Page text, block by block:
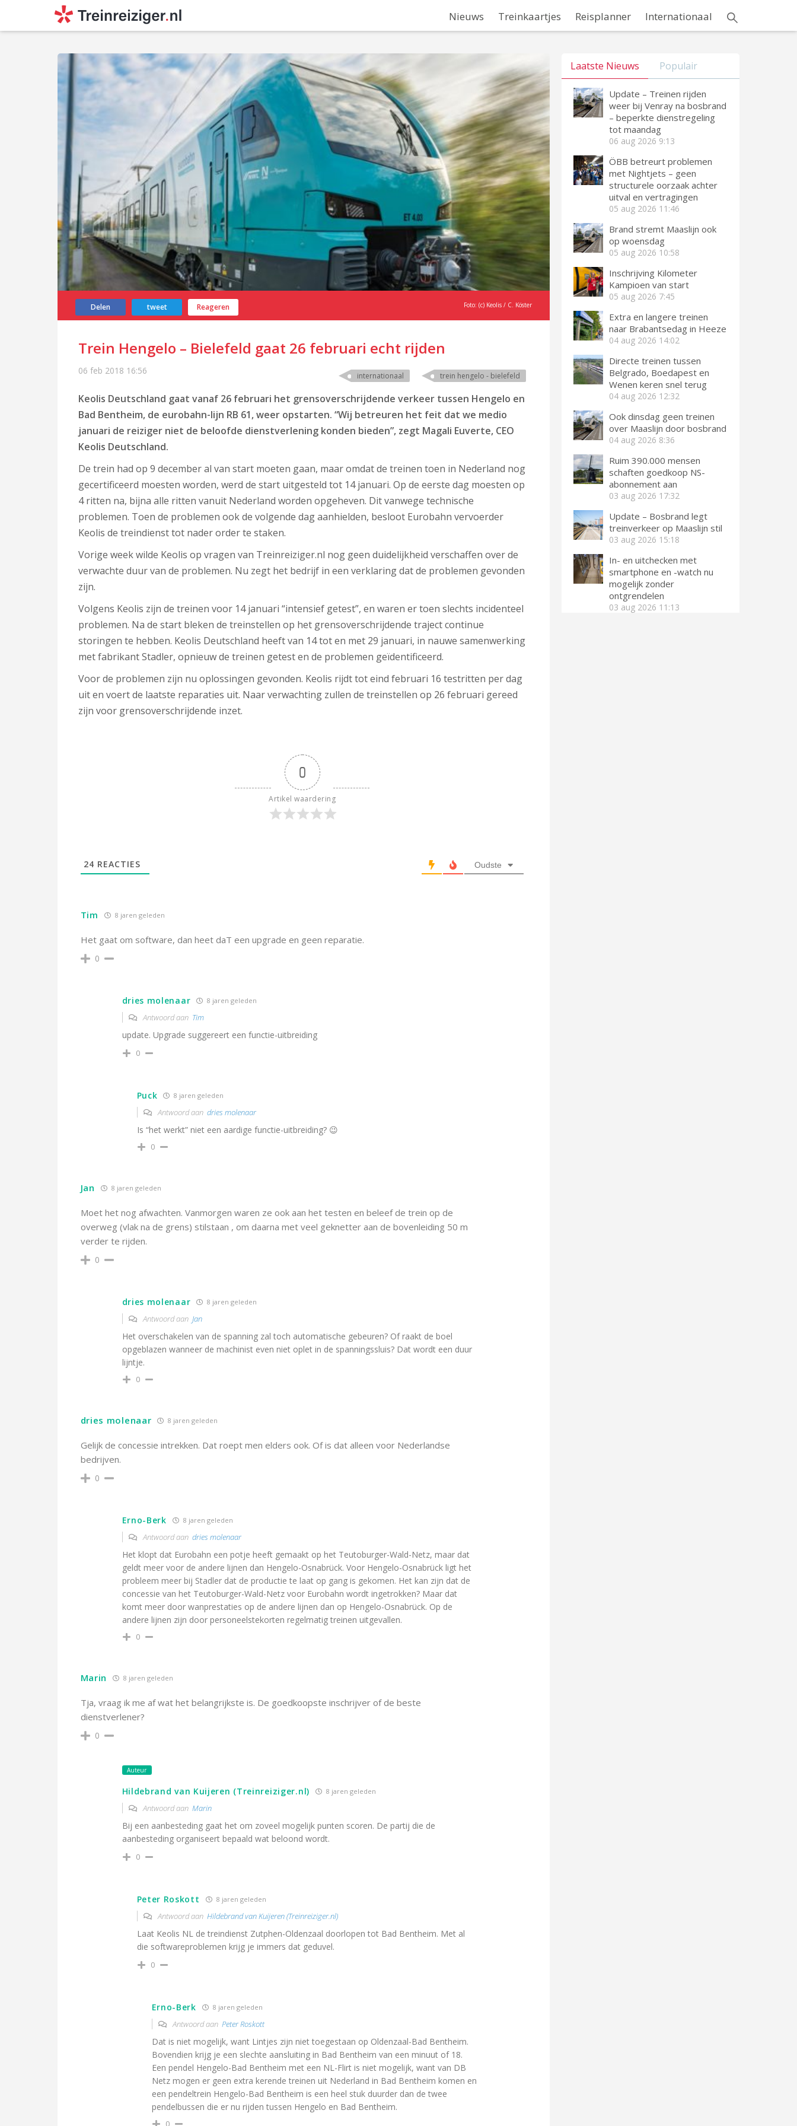
Nieuws Treinkaartjes Reisplanner Internationaal
Delen tweet Reageren Foto: (c) Keolis / C. Köster
Trein Hengelo – Bielefeld gaat 26 februari echt rijden
06 feb 2018 16:56 internationaal trein hengelo - bielefeld
Keolis Deutschland gaat vanaf 26 februari het grensoverschrijdende verkeer tussen Hengelo en
Bad Bentheim, de eurobahn-lijn RB 61, weer opstarten. “Wij betreuren het feit dat we medio
januari de reiziger niet de beloofde dienstverlening konden bieden”, zegt Magali Euverte, CEO
Keolis Deutschland.
De trein had op 9 december al van start moeten gaan, maar omdat de treinen toen in Nederland nog
gecertificeerd moesten worden, werd de start uitgesteld tot 14 januari. Op de eerste dag moesten op
4 ritten na, bijna alle ritten vanuit Nederland worden opgeheven. Dit vanwege technische
problemen. Toen de problemen ook de volgende dag aanhielden, besloot Eurobahn vervoerder
Keolis de treindienst tot nader order te staken.
Vorige week wilde Keolis op vragen van Treinreiziger.nl nog geen duidelijkheid verschaffen over de
verwachte duur van de problemen. Nu zegt het bedrijf in een verklaring dat de problemen gevonden
zijn.
Volgens Keolis zijn de treinen voor 14 januari “intensief getest”, en waren er toen slechts incidenteel
problemen. Na de start bleken de treinstellen op het grensoverschrijdende traject continue
storingen te hebben. Keolis Deutschland heeft van 14 tot en met 29 januari, in nauwe samenwerking
met fabrikant Stadler, opnieuw de treinen getest en de problemen geïdentificeerd.
Voor de problemen zijn nu oplossingen gevonden. Keolis rijdt tot eind februari 16 testritten per dag
uit en voert de laatste reparaties uit. Naar verwachting zullen de treinstellen op 26 februari gereed
zijn voor grensoverschrijdende inzet.
0
Artikel waardering
24 REACTIES Oudste
Tim 8 jaren geleden
Het gaat om software, dan heet daT een upgrade en geen reparatie.
0
dries molenaar 8 jaren geleden
Antwoord aan Tim
update. Upgrade suggereert een functie-uitbreiding
0
Puck 8 jaren geleden
Antwoord aan dries molenaar
Is “het werkt” niet een aardige functie-uitbreiding? 😉
0
Jan 8 jaren geleden
Moet het nog afwachten. Vanmorgen waren ze ook aan het testen en beleef de trein op de
overweg (vlak na de grens) stilstaan , om daarna met veel geknetter aan de bovenleiding 50 m
verder te rijden.
0
dries molenaar 8 jaren geleden
Antwoord aan Jan
Het overschakelen van de spanning zal toch automatische gebeuren? Of raakt de boel
opgeblazen wanneer de machinist even niet oplet in de spanningssluis? Dat wordt een duur
lijntje.
0
dries molenaar 8 jaren geleden
Gelijk de concessie intrekken. Dat roept men elders ook. Of is dat alleen voor Nederlandse
bedrijven.
0
Erno-Berk 8 jaren geleden
Antwoord aan dries molenaar
Het klopt dat Eurobahn een potje heeft gemaakt op het Teutoburger-Wald-Netz, maar dat
geldt meer voor de andere lijnen dan Hengelo-Osnabrück. Voor Hengelo-Osnabrück ligt het
probleem meer bij Stadler dat de productie te laat op gang is gekomen. Het kan zijn dat de
concessie van het Teutoburger-Wald-Netz voor Eurobahn wordt ingetrokken? Maar dat
komt meer door wanprestaties op de andere lijnen dan op Hengelo-Osnabrück. Op de
andere lijnen zijn door personeelstekorten regelmatig treinen uitgevallen.
0
Marin 8 jaren geleden
Tja, vraag ik me af wat het belangrijkste is. De goedkoopste inschrijver of de beste
dienstverlener?
0
Auteur
Hildebrand van Kuijeren (Treinreiziger.nl) 8 jaren geleden
Antwoord aan Marin
Bij een aanbesteding gaat het om zoveel mogelijk punten scoren. De partij die de
aanbesteding organiseert bepaald wat beloond wordt.
0
Peter Roskott 8 jaren geleden
Antwoord aan Hildebrand van Kuijeren (Treinreiziger.nl)
Laat Keolis NL de treindienst Zutphen-Oldenzaal doorlopen tot Bad Bentheim. Met al
die softwareproblemen krijg je immers dat geduvel.
0
Erno-Berk 8 jaren geleden
Antwoord aan Peter Roskott
Dat is niet mogelijk, want Lintjes zijn niet toegestaan op Oldenzaal-Bad Bentheim.
Bovendien krijg je een slechte aansluiting in Bad Bentheim van een minuut of 18.
Een pendel Hengelo-Bad Bentheim met een NL-Flirt is niet mogelijk, want van DB
Netz mogen er geen extra kerende treinen uit Nederland in Bad Bentheim komen en
een pendeltrein Hengelo-Bad Bentheim is een heel stuk duurder dan de twee
pendelbussen die er nu rijden tussen Hengelo en Bad Bentheim.
0
Laatste Nieuws Populair
Update – Treinen rijden
weer bij Venray na bosbrand
– beperkte dienstregeling
tot maandag
06 aug 2026 9:13
ÖBB betreurt problemen
met Nightjets – geen
structurele oorzaak achter
uitval en vertragingen
05 aug 2026 11:46
Brand stremt Maaslijn ook
op woensdag
05 aug 2026 10:58
Inschrijving Kilometer
Kampioen van start
05 aug 2026 7:45
Extra en langere treinen
naar Brabantsedag in Heeze
04 aug 2026 14:02
Directe treinen tussen
Belgrado, Boedapest en
Wenen keren snel terug
04 aug 2026 12:32
Ook dinsdag geen treinen
over Maaslijn door bosbrand
04 aug 2026 8:36
Ruim 390.000 mensen
schaften goedkoop NS-
abonnement aan
03 aug 2026 17:32
Update – Bosbrand legt
treinverkeer op Maaslijn stil
03 aug 2026 15:18
In- en uitchecken met
smartphone en -watch nu
mogelijk zonder
ontgrendelen
03 aug 2026 11:13